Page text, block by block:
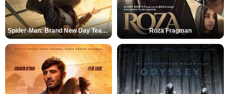
Spider-Man: Brand New Day Teaser Roza Fragman